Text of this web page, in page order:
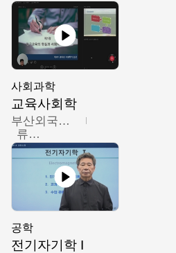
사회과학
교육사회학
부산외국어대학교
류영철
공학
전기자기학 I